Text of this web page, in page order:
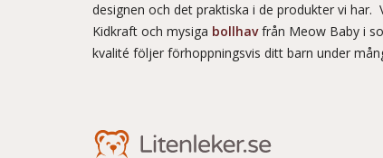
designen och det praktiska i de produkter vi har.
Kidkraft och mysiga bollhavfrån Meow Baby i
kvalité följer förhoppningsvis ditt barn under